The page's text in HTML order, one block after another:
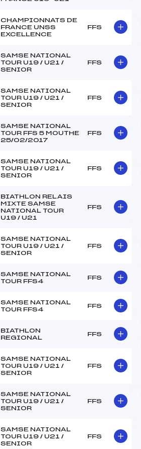
CHAMPIONNATS DE
FRANCE UNSS
EXCELLENCE
FFS
SAMSE NATIONAL
TOUR U19 / U21 /
SENIOR
FFS
SAMSE NATIONAL
TOUR U19 / U21 /
SENIOR
FFS
SAMSE NATIONAL
TOUR FFS 5 MOUTHE
25/02/2017
FFS
SAMSE NATIONAL
TOUR U19 / U21 /
SENIOR
FFS
BIATHLON RELAIS
MIXTE SAMSE
NATIONAL TOUR
U19 / U21
FFS
SAMSE NATIONAL
TOUR U19 / U21 /
SENIOR
FFS
SAMSE NATIONAL
TOUR FFS4
FFS
SAMSE NATIONAL
TOUR FFS4
FFS
BIATHLON
REGIONAL
FFS
SAMSE NATIONAL
TOUR U19 / U21 /
SENIOR
FFS
SAMSE NATIONAL
TOUR U19 / U21 /
SENIOR
FFS
SAMSE NATIONAL
TOUR U19 / U21 /
SENIOR
FFS